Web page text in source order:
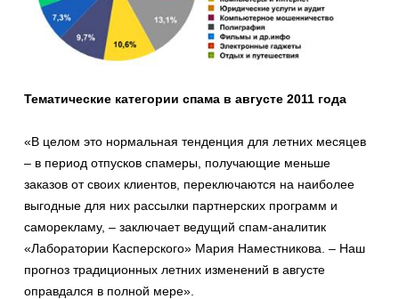
Тематические категории спама в августе 2011 года
«В целом это нормальная тенденция для летних месяцев
– в период отпусков спамеры, получающие меньше
заказов от своих клиентов, переключаются на наиболее
выгодные для них рассылки партнерских программ и
саморекламу, – заключает ведущий спам-аналитик
«Лаборатории Касперского» Мария Наместникова. – Наш
прогноз традиционных летних изменений в августе
оправдался в полной мере».